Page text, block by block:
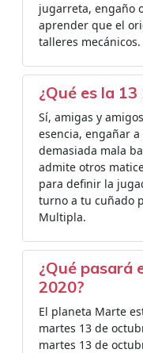
jugarreta, engaño
aprender que el
talleres mecánicos.
¿Qué es la 13
Sí, amigas y
esencia, engañar
demasiada mala
admite otros
para definir la
turno a tu cuñado
Multipla.
¿Qué pasará
2020?
El planeta Marte
martes 13 de
martes 13 de